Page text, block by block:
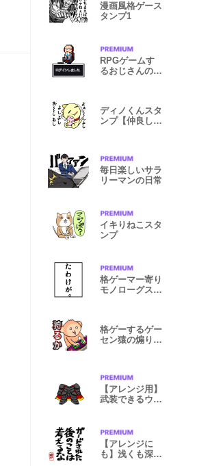
漫画風格ゲース
タンプ1
RPGゲームす
るおじさんのス
ディノくんスタ
ンプ【仲良し
毎日楽しいサラ
リーマンの日常
イキりねこスタ
ンプ
格ゲーマー寄り
モノローグスタ
格ゲーするゲー
セン猿の煽りス
【アレンジ用】
武装できるウェ
【アレンジに
も】浅くも深い